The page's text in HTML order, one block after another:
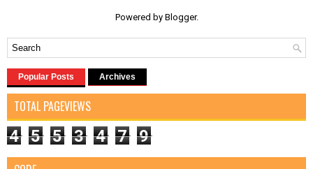
Powered by Blogger.
Popular Posts Archives
TOTAL PAGEVIEWS
4 5 5 3 4 7 9